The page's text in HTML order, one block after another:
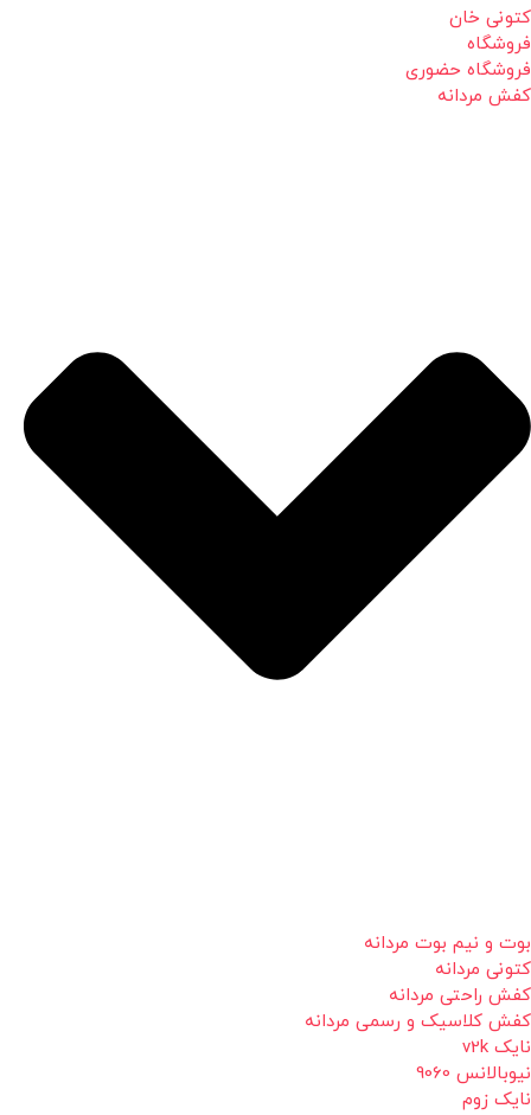
کتونی خان
فروشگاه
فروشگاه حضوری
کفش مردانه
بوت و نیم بوت مردانه
کتونی مردانه
کفش راحتی مردانه
کفش کلاسیک و رسمی مردانه
نایک v2k
نیوبالانس 9060
نایک زوم